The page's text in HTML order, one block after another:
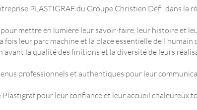
PLASTIGRAF du Groupe Christien Défi, dans la
mettre en lumière leur savoir-faire, leur histoire et
leur parc machine et la place essentielle de l'humain
la qualité des finitions et la diversité de leurs
professionnels et authentiques pour leur
pour leur confiance et leur accueil chaleureux